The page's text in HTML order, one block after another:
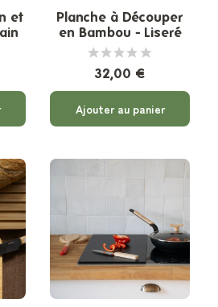
et
Planche à Découper
en Bambou - Liseré
Crème
32,00 €
Ajouter au panier